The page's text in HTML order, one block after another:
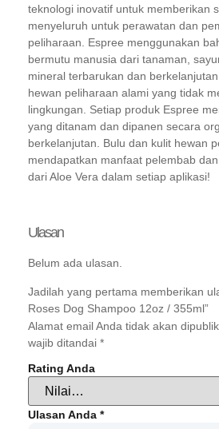
teknologi inovatif untuk memberikan
menyeluruh untuk perawatan dan
peliharaan. Espree menggunakan
bermutu manusia dari tanaman,
mineral terbarukan dan
hewan peliharaan alami yang tidak
lingkungan. Setiap produk Espree
yang ditanam dan dipanen secara
berkelanjutan. Bulu dan kulit hewan
mendapatkan manfaat pelembab
dari Aloe Vera dalam setiap aplikasi!
Ulasan
Belum ada ulasan.
Jadilah yang pertama memberikan
Roses Dog Shampoo 12oz / 355ml”
Alamat email Anda tidak akan
wajib ditandai *
Rating Anda
Ulasan Anda *